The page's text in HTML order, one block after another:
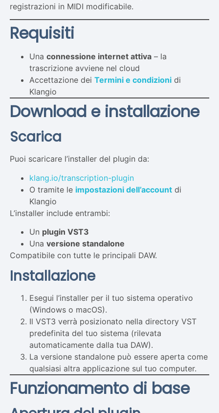
registrazioni in MIDI modificabile.
Requisiti
Una connessione internet attiva – la
trascrizione avviene nel cloud
Accettazione dei Termini e condizioni di
Klangio
Download e installazione
Scarica
Puoi scaricare l’installer del plugin da:
klang.io/transcription-plugin
O tramite le impostazioni dell’account di
Klangio
L’installer include entrambi:
Un plugin VST3
Una versione standalone
Compatibile con tutte le principali DAW.
Installazione
Esegui l’installer per il tuo sistema operativo
(Windows o macOS).
Il VST3 verrà posizionato nella directory VST
predefinita del tuo sistema (rilevata
automaticamente dalla tua DAW).
La versione standalone può essere aperta come
qualsiasi altra applicazione sul tuo computer.
Funzionamento di base